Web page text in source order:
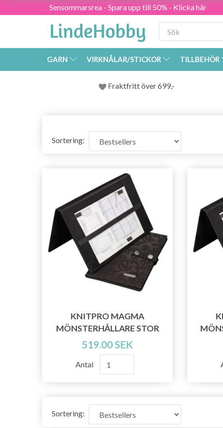
Sensommarsrea - Spara upp till 50% - Klicka här
GARN VIRKNÅLAR/STICKOR TILLBEHÖR
Fraktfritt över 699,-
Sortering:
KNITPRO MAGMA
MÖNSTERHÅLLARE STOR
519.00 SEK
Antal
Sortering: